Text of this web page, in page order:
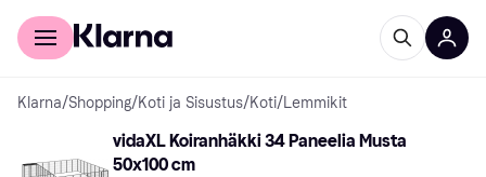
Kuluttajille
Klarna/Shopping/Koti ja Sisustus/Koti/Lemmikit
vidaXL Koiranhäkki 34 Paneelia Musta
50x100 cm